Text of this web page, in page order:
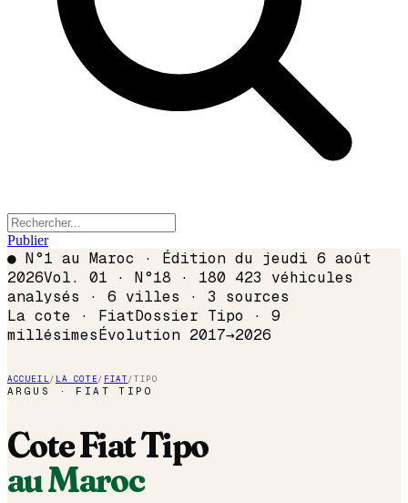
Publier
● N°1 au Maroc · Édition du jeudi 6 août
2026Vol. 01 · N°18 · 180 423 véhicules
analysés · 6 villes · 3 sources
La cote · FiatDossier Tipo · 9
millésimesÉvolution 2017→2026
ACCUEIL/ LA COTE/ FIAT/TIPO
ARGUS · FIAT TIPO
CoteFiatTipo
au Maroc